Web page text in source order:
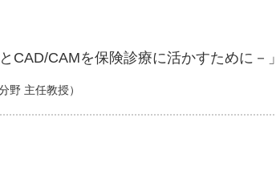
CAD/CAMを保険診療に活かすために－」
主任教授）